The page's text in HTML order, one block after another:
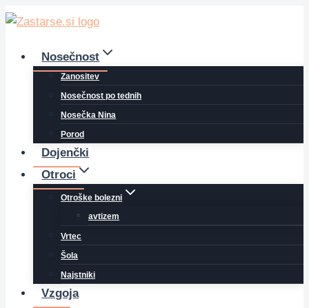
Skip
contentNosečnost
Zanositev
Nosečnost po tednih
Nosečka Nina
Porod
Dojenčki
Otroci
Otroške bolezni
avtizem
Vrtec
Šola
Najstniki
Vzgoja